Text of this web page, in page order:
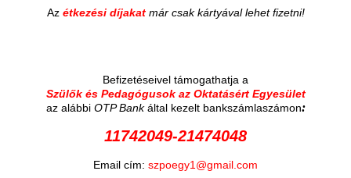
Az étkezési díjakat már csak kártyával lehet fizetni!
Befizetéseivel támogathatja a
Szülők és Pedagógusok az Oktatásért Egyesület
az alábbi OTP Bankáltal kezelt bankszámlaszámon:
11742049-21474048
Email cím: szpoegy1@gmail.com